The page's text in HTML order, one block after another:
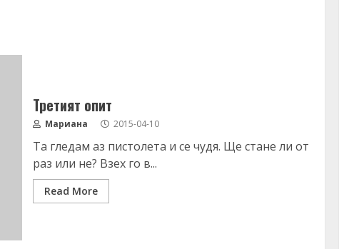
Третият опит
Мариана 2015-04-10
Та гледам аз пистолета и се чудя. Ще стане ли от
раз или не? Взех го в...
Read More